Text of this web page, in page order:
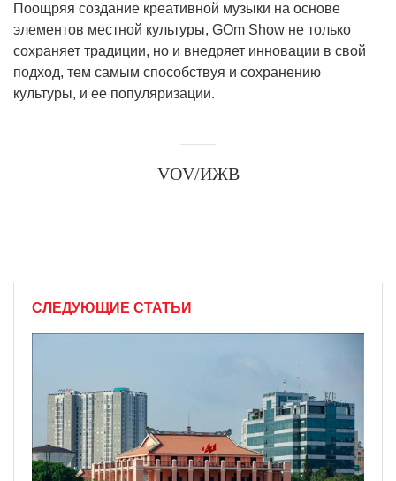
Поощряя создание креативной музыки на основе
элементов местной культуры, GOm Show не только
сохраняет традиции, но и внедряет инновации в свой
подход, тем самым способствуя и сохранению
культуры, и ее популяризации.
VOV/ИЖВ
СЛЕДУЮЩИЕ СТАТЬИ